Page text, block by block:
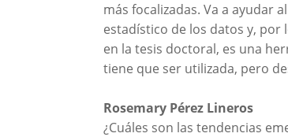
más focalizadas. Va a ayudar
estadístico de los datos y, por
en la tesis doctoral, es una
tiene que ser utilizada, pero
Rosemary Pérez Lineros
¿Cuáles son las tendencias